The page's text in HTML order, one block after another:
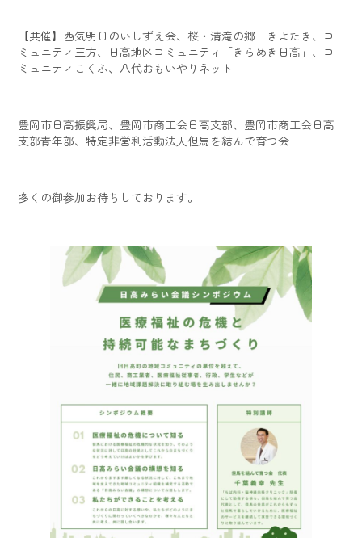
【共催】西気明日のいしずえ会、桜・清滝の郷 きよたき、コ
ミュニティ三方、日高地区コミュニティ「きらめき日高」、コ
ミュニティこくふ、八代おもいやりネット
豊岡市日高振興局、豊岡市商工会日高支部、豊岡市商工会日高
支部青年部、特定非営利活動法人但馬を結んで育つ会
多くの御参加お待ちしております。